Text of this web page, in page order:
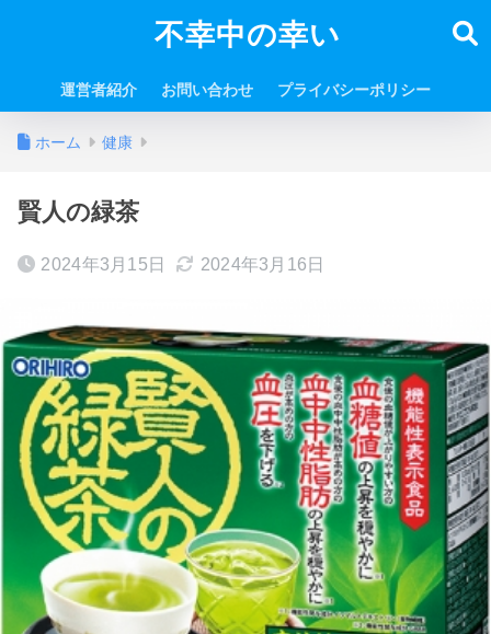
不幸中の幸い
運営者紹介 お問い合わせ プライバシーポリシー
ホーム 健康
賢人の緑茶
2024年3月15日 2024年3月16日